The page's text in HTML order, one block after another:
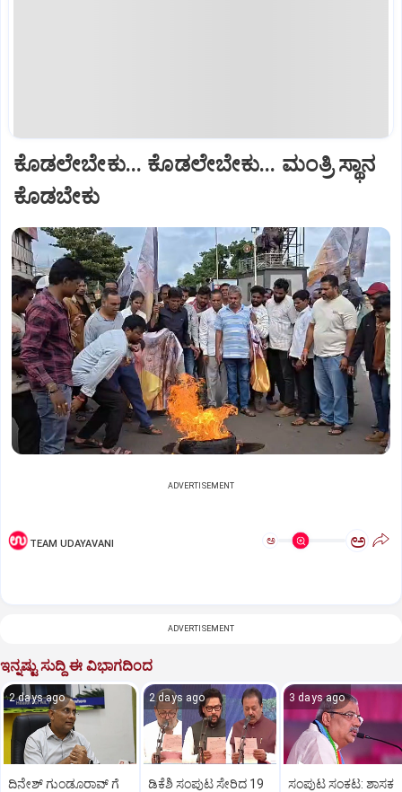
ಕೊಡಲೇಬೇಕು... ಕೊಡಲೇಬೇಕು... ಮಂತ್ರಿ ಸ್ಥಾನ
ಕೊಡಬೇಕು
ADVERTISEMENT
TEAM UDAYAVANI ಅ ಅ
ADVERTISEMENT
ಇನ್ನಷ್ಟು ಸುದ್ದಿ ಈ ವಿಭಾಗದಿಂದ
2 days ago
ದಿನೇಶ್ ಗುಂಡೂರಾವ್ ಗೆ
2 days ago
ಡಿಕೆಶಿ ಸಂಪುಟ ಸೇರಿದ 19
3 days ago
ಸಂಪುಟ ಸಂಕಟ: ಶಾಸಕ